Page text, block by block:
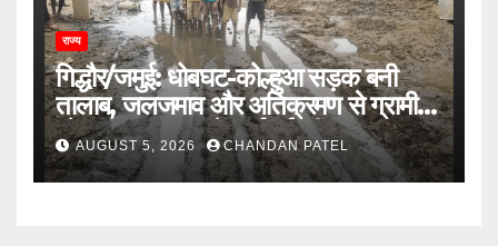
राज्य
गिद्धौर/जमुई: धोबघट-कोल्हुआ सड़क बनी
तालाब, जलजमाव और अतिक्रमण से ग्रामीण
परेशान, प्रशासन से कार्रवाई की मांग
AUGUST 5, 2026 CHANDAN PATEL